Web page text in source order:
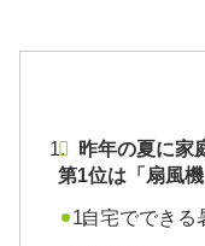
昨年の夏に家
第1位は「扇風機
自宅ででき